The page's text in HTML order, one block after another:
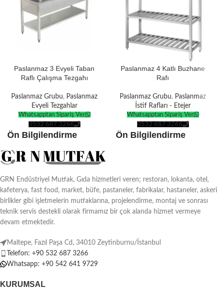
Paslanmaz 3 Evyeli Taban
Raflı Çalışma Tezgahı
Paslanmaz Grubu, Paslanmaz
Evyeli Tezgahlar
Whatsapptan Sipariş Ver
0532 687 3266
Ön Bilgilendirme
Ürünlerin tamamıkendi
üretimimizdir.
Tüm ürünlerAvrupa
Standartlarına
üretilmektedir.
Türkiye ve tüm dünyayateslimat
seçenekleri.
Günüüretim süresi vardır.
seçenekleriyle.
Paslanmaz 4 Katlı Buzhane
Rafı
Paslanmaz Grubu, Paslanmaz
İstif Rafları - Etejer
Whatsapptan Sipariş Ver
0532 687 3266
Ön Bilgilendirme
Tüm ürünler
Avrupa
üretilmektedir.
Türkiye ve tüm dünyayateslimat
Günüüretim süresi vardır.
GRN Endüstriyel Mutfak, Gıda hizmetleri veren; restoran, lokanta, otel,
kafeterya, fast food, market, büfe, pastaneler, fabrikalar, hastaneler, askeri
birlikler gibi işletmelerin mutfaklarına, projelendirme, montaj ve sonrası
teknik servis destekli olarak firmamız bir çok alanda hizmet vermeye
devam etmektedir.
Maltepe, Fazıl Paşa Cd, 34010 Zeytinburnu/İstanbul
Telefon: +90 532 687 3266
Whatsapp: +90 542 641 9729
KURUMSAL